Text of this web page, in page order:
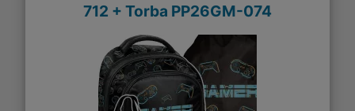
712 + Torba PP26GM-074